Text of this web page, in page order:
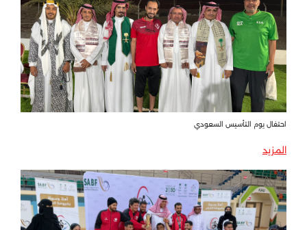
احتفال يوم التأسيس السعودي
المزيد